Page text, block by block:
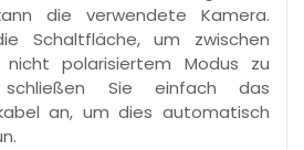
die verwendete Kamera.
Schaltfläche, um zwischen
polarisiertem Modus zu
Sie einfach das
an, um dies automatisch